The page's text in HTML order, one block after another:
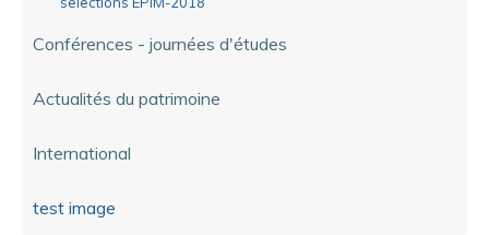
Conférences - journées d'études
Actualités du patrimoine
International
test image